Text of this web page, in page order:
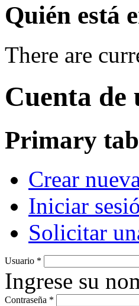
Quién está
There are
Cuenta de
Primary
Crear
Iniciar
Solicitar
Usuario *
Ingrese su
Contraseña *